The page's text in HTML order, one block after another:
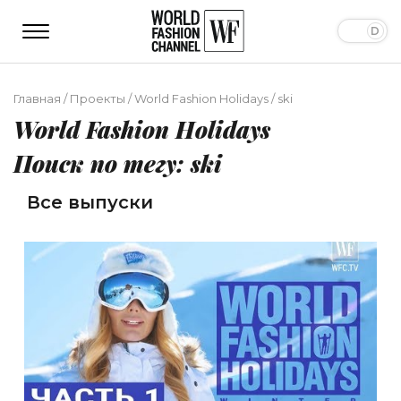
Главная /Проекты /World Fashion Holidays/ski
World Fashion Holidays
Поиск по тегу: ski
Все выпуски